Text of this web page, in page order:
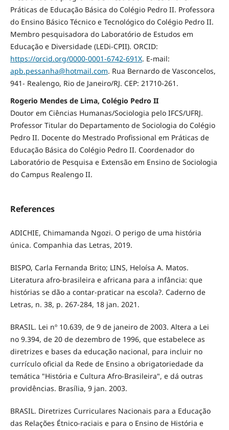
Práticas de Educação Básica do Colégio Pedro II. Professora
do Ensino Básico Técnico e Tecnológico do Colégio Pedro II.
Membro pesquisadora do Laboratório de Estudos em
Educação e Diversidade (LEDi-CPII). ORCID:
https://orcid.org/0000-0001-6742-691X. E-mail:
apb.pessanha@hotmail.com. Rua Bernardo de Vasconcelos,
941- Realengo, Rio de Janeiro/RJ. CEP: 21710-261.
Rogerio Mendes de Lima, Colégio Pedro II
Doutor em Ciências Humanas/Sociologia pelo IFCS/UFRJ.
Professor Titular do Departamento de Sociologia do Colégio
Pedro II. Docente do Mestrado Profissional em Práticas de
Educação Básica do Colégio Pedro II. Coordenador do
Laboratório de Pesquisa e Extensão em Ensino de Sociologia
do Campus Realengo II.
References
ADICHIE, Chimamanda Ngozi. O perigo de uma história
única. Companhia das Letras, 2019.
BISPO, Carla Fernanda Brito; LINS, Heloísa A. Matos.
Literatura afro-brasileira e africana para a infância: que
histórias se dão a contar-praticar na escola?. Caderno de
Letras, n. 38, p. 267-284, 18 jan. 2021.
BRASIL. Lei nº 10.639, de 9 de janeiro de 2003. Altera a Lei
no 9.394, de 20 de dezembro de 1996, que estabelece as
diretrizes e bases da educação nacional, para incluir no
currículo oficial da Rede de Ensino a obrigatoriedade da
temática "História e Cultura Afro-Brasileira", e dá outras
providências. Brasília, 9 jan. 2003.
BRASIL. Diretrizes Curriculares Nacionais para a Educação
das Relações Étnico-raciais e para o Ensino de História e